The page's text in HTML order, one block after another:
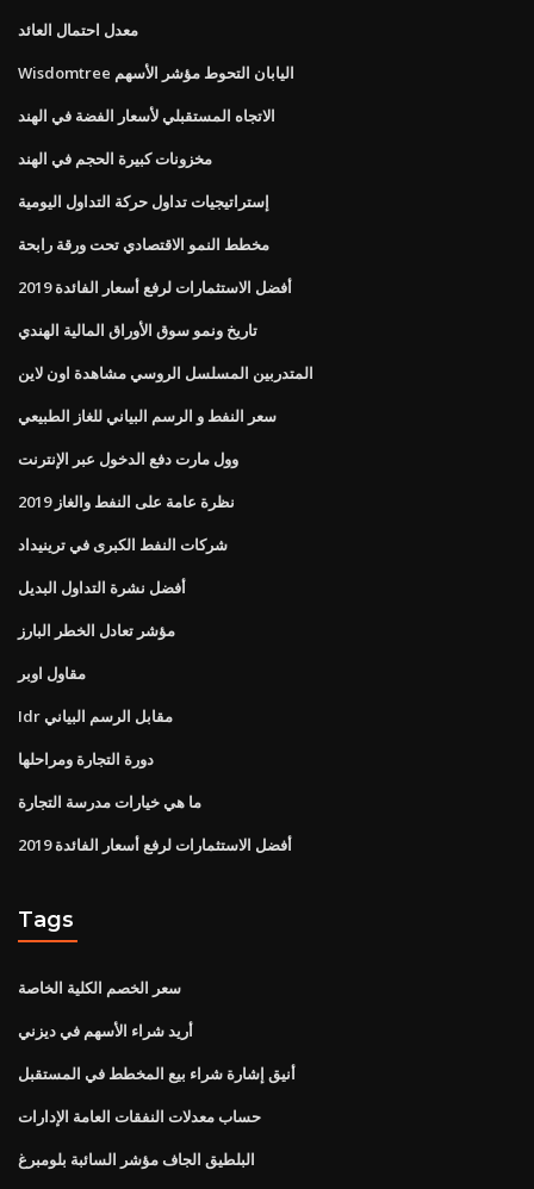
معدل احتمال العائد
Wisdomtree اليابان التحوط مؤشر الأسهم
الاتجاه المستقبلي لأسعار الفضة في الهند
مخزونات كبيرة الحجم في الهند
إستراتيجيات تداول حركة التداول اليومية
مخطط النمو الاقتصادي تحت ورقة رابحة
أفضل الاستثمارات لرفع أسعار الفائدة 2019
تاريخ ونمو سوق الأوراق المالية الهندي
المتدربين المسلسل الروسي مشاهدة اون لاين
سعر النفط و الرسم البياني للغاز الطبيعي
وول مارت دفع الدخول عبر الإنترنت
نظرة عامة على النفط والغاز 2019
شركات النفط الكبرى في ترينيداد
أفضل نشرة التداول البديل
مؤشر تعادل الخطر البارز
مقاول اوبر
Idr مقابل الرسم البياني
دورة التجارة ومراحلها
ما هي خيارات مدرسة التجارة
أفضل الاستثمارات لرفع أسعار الفائدة 2019
Tags
سعر الخصم الكلية الخاصة
أريد شراء الأسهم في ديزني
أنيق إشارة شراء بيع المخطط في المستقبل
حساب معدلات النفقات العامة الإدارات
البلطيق الجاف مؤشر السائبة بلومبرغ